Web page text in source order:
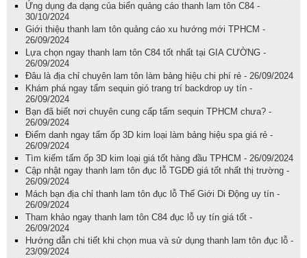
Ứng dụng đa dạng của biển quảng cáo thanh lam tôn C84 -
30/10/2024
Giới thiệu thanh lam tôn quảng cáo xu hướng mới TPHCM -
26/09/2024
Lựa chọn ngay thanh lam tôn C84 tốt nhất tại GIA CƯỜNG -
26/09/2024
Đâu là địa chỉ chuyên lam tôn làm bảng hiệu chi phí rẻ - 26/09/2024
Khám phá ngay tấm sequin gió trang trí backdrop uy tín -
26/09/2024
Bạn đã biết nơi chuyên cung cấp tấm sequin TPHCM chưa? -
26/09/2024
Điểm danh ngay tấm ốp 3D kim loại làm bảng hiệu spa giá rẻ -
26/09/2024
Tìm kiếm tấm ốp 3D kim loại giá tốt hàng đầu TPHCM - 26/09/2024
Cập nhật ngay thanh lam tôn đục lỗ TGDĐ giá tốt nhất thị trường -
26/09/2024
Mách bạn địa chỉ thanh lam tôn đục lỗ Thế Giới Di Động uy tín -
26/09/2024
Tham khảo ngay thanh lam tôn C84 đục lỗ uy tín giá tốt -
26/09/2024
Hướng dẫn chi tiết khi chọn mua và sử dụng thanh lam tôn đục lỗ -
23/09/2024